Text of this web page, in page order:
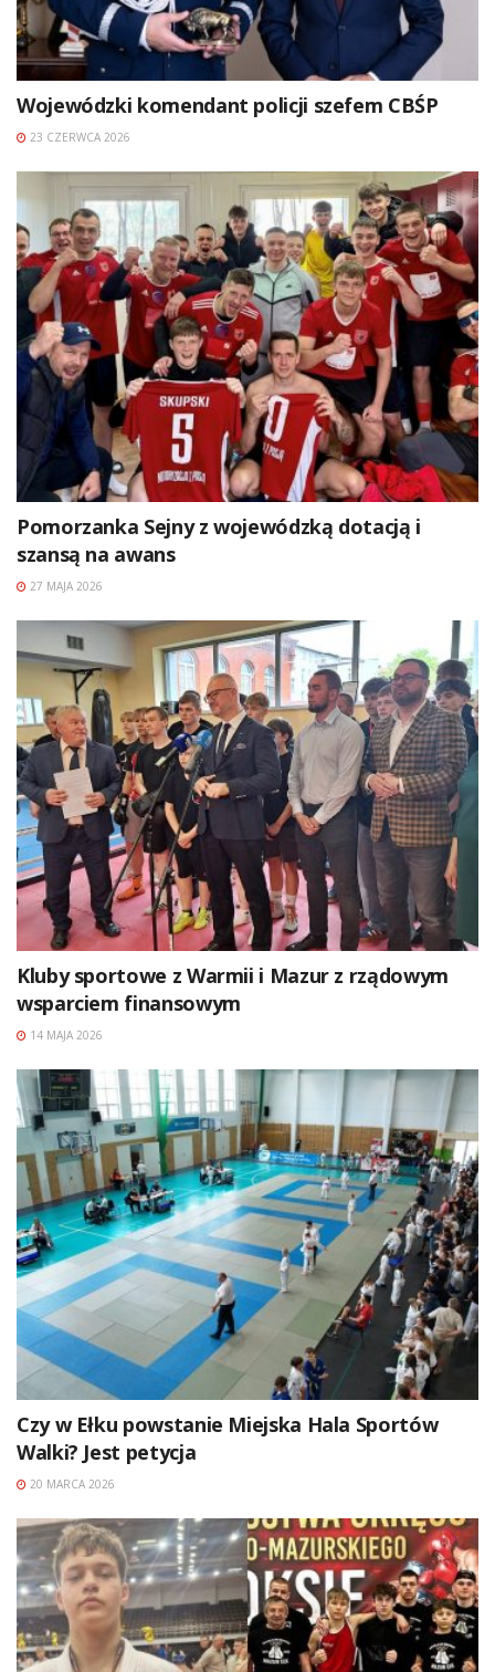
Wojewódzki komendant policji szefem CBŚP
23 CZERWCA 2026
Pomorzanka Sejny z wojewódzką dotacją i
szansą na awans
27 MAJA 2026
Kluby sportowe z Warmii i Mazur z rządowym
wsparciem finansowym
14 MAJA 2026
Czy w Ełku powstanie Miejska Hala Sportów
Walki? Jest petycja
20 MARCA 2026